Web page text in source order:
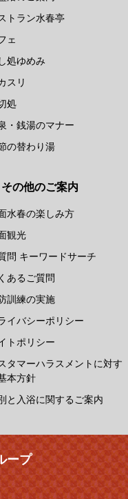
トラン水春亭
ェ
処ゆめみ
スリ
処
・銭湯のマナー
の替わり湯
その他のご案内
水春の楽しみ方
観光
問 キーワードサーチ
あるご質問
訓練の実施
イバシーポリシー
トポリシー
タマーハラスメントに対す
本方針
と入浴に関するご案内
ープ